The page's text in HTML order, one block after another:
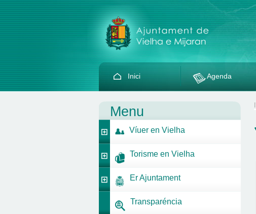
Inici Agenda
Menu
Víuer en Vielha
Torisme en Vielha
Er Ajuntament
Transparéncia